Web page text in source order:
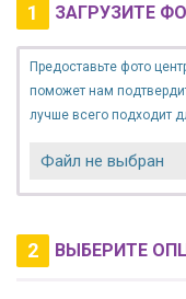
1 ЗАГРУЗИТЕ
Предоставьте фото
поможет нам
лучше всего подходит
Файл не выбран
2 ВЫБЕРИТЕ